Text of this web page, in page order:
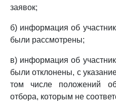
заявок;
б) информация об
были рассмотрены;
в) информация об
были отклонены, с
том числе положений
отбора, которым не